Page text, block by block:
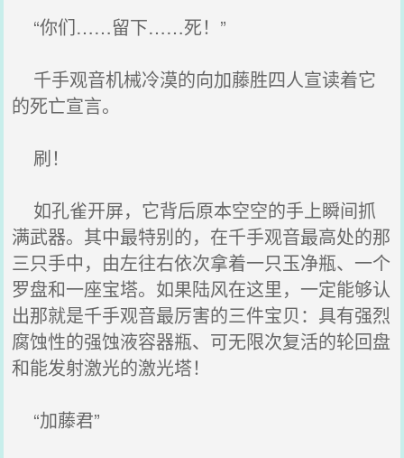
“你们……留下……死！”
千手观音机械冷漠的向加藤胜四人宣读着它
的死亡宣言。
刷！
如孔雀开屏，它背后原本空空的手上瞬间抓
满武器。其中最特别的，在千手观音最高处的那
三只手中，由左往右依次拿着一只玉净瓶、一个
罗盘和一座宝塔。如果陆风在这里，一定能够认
出那就是千手观音最厉害的三件宝贝：具有强烈
腐蚀性的强蚀液容器瓶、可无限次复活的轮回盘
和能发射激光的激光塔！
“加藤君”